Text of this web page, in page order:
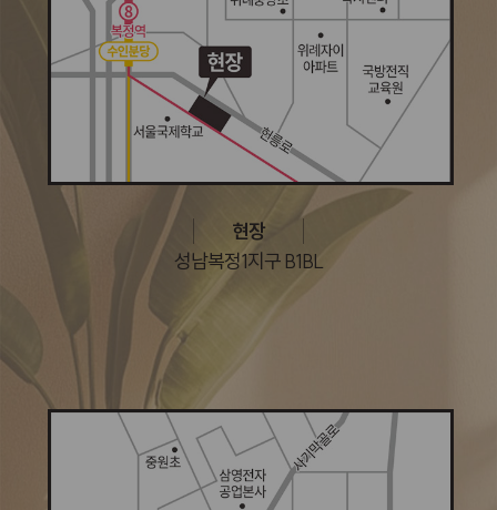
현장
성남복정1지구 B1BL